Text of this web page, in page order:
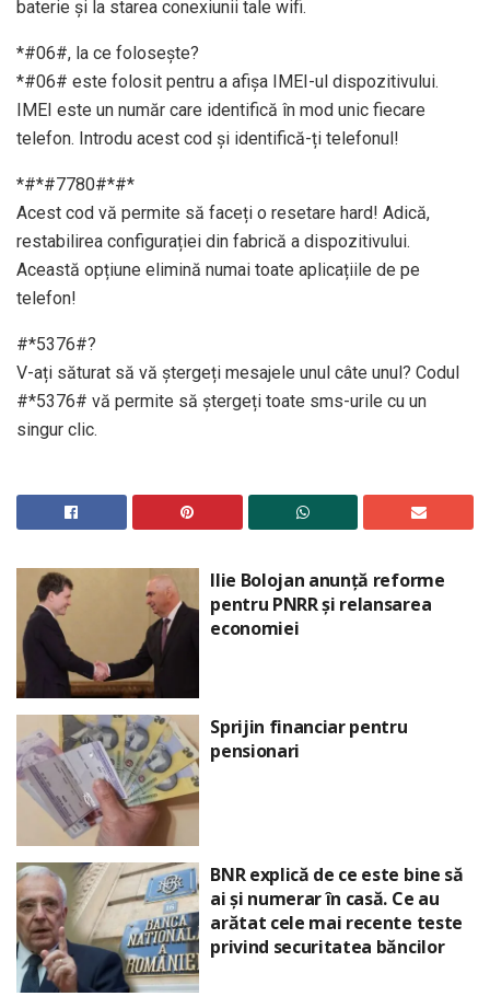
baterie și la starea conexiunii tale wifi.
*#06#, la ce folosește?
*#06# este folosit pentru a afișa IMEI-ul dispozitivului.
IMEI este un număr care identifică în mod unic fiecare
telefon. Introdu acest cod și identifică-ți telefonul!
*#*#7780#*#*
Acest cod vă permite să faceți o resetare hard! Adică,
restabilirea configurației din fabrică a dispozitivului.
Această opțiune elimină numai toate aplicațiile de pe
telefon!
#*5376#?
V-ați săturat să vă ștergeți mesajele unul câte unul? Codul
#*5376# vă permite să ștergeți toate sms-urile cu un
singur clic.
Ilie Bolojan anunță reforme
pentru PNRR și relansarea
economiei
Sprijin financiar pentru
pensionari
BNR explică de ce este bine să
ai și numerar în casă. Ce au
arătat cele mai recente teste
privind securitatea băncilor